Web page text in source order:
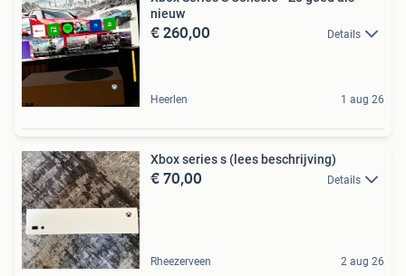
nieuw
€ 260,00 Details
Heerlen 1 aug 26
Xbox series s (lees beschrijving)
€ 70,00 Details
Rheezerveen 2 aug 26